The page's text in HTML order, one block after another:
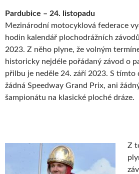
Pardubice – 24. listopadu
Mezinárodní motocyklová federace
hodin kalendář plochodrážních
2023. Z něho plyne, že volným
historicky nejdéle pořádaný závod o
přilbu je neděle 24. září 2023. S tímto
žádná Speedway Grand Prix, ani
šampionátu na klasické ploché dráze.
Z